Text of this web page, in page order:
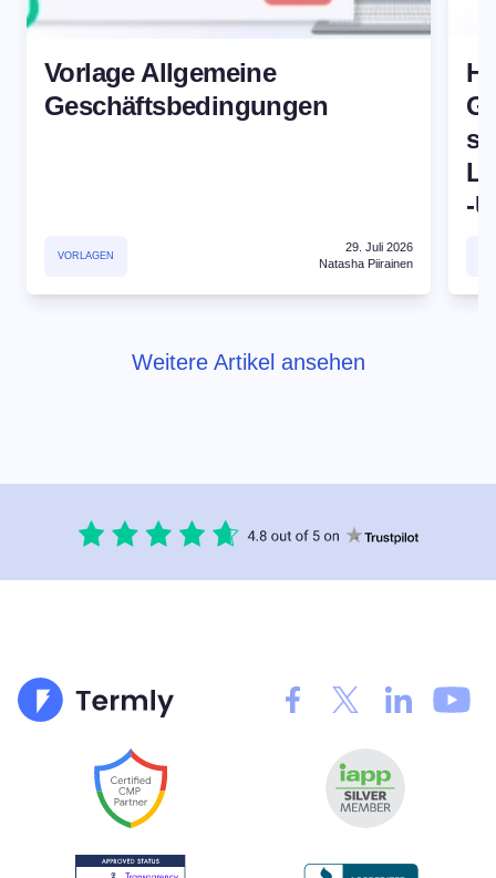
Vorlage Allgemeine
Geschäftsbedingungen
VORLAGEN
29. Juli 2026
Natasha Piirainen
-
Weitere Artikel ansehen